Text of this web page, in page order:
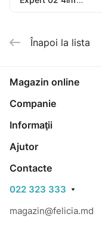
Înapoi la lista
Magazin online
Companie
Informaţii
Ajutor
Contacte
022 323 333
magazin@felicia.md